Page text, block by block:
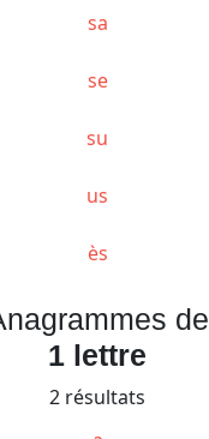
sa
se
su
us
ès
de
1 lettre
2 résultats